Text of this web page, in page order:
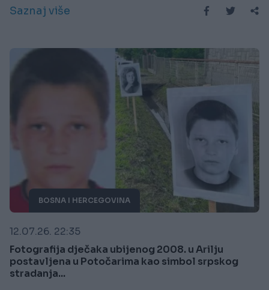
Saznaj više
BOSNA I HERCEGOVINA
12.07.26. 22:35
Fotografija dječaka ubijenog 2008. u Arilju
postavljena u Potočarima kao simbol srpskog
stradanja...